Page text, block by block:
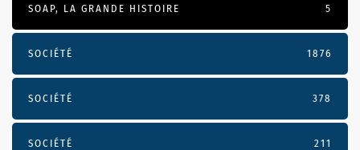
SOAP, LA GRANDE HISTOIRE 5
SOCIÉTÉ 1876
SOCIÉTÉ 378
SOCIÉTÉ 211